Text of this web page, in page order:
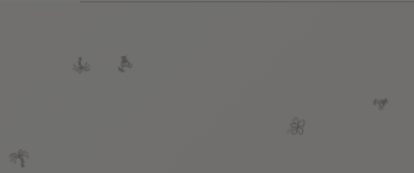
🌺
🍹
🍹
🌴